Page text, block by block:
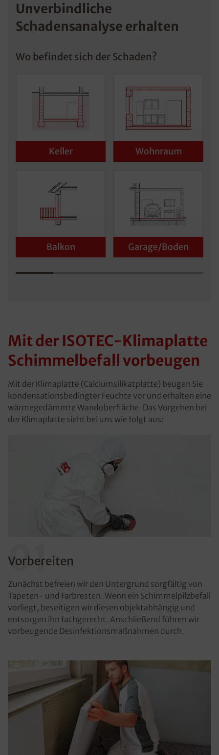
Unverbindliche
Schadensanalyse erhalten
Wo befindet sich der Schaden?
Keller Wohnraum
Balkon Garage/Boden
Mit der ISOTEC-Klimaplatte
Schimmelbefall vorbeugen
Mit der Klimaplatte (Calciumsilikatplatte) beugen Sie
kondensationsbedingter Feuchte vor und erhalten eine
wärmegedämmte Wandoberfläche. Das Vorgehen bei
der Klimaplatte sieht bei uns wie folgt aus:
01
Vorbereiten
Zunächst befreien wir den Untergrund sorgfältig von
Tapeten- und Farbresten. Wenn ein Schimmelpilzbefall
vorliegt, beseitigen wir diesen objektabhängig und
entsorgen ihn fachgerecht. Anschließend führen wir
vorbeugende Desinfektionsmaßnahmen durch.